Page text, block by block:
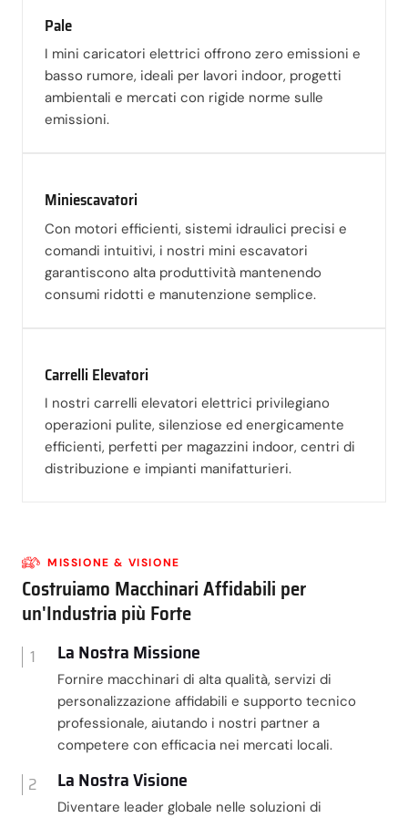
Pale
I mini caricatori elettrici offrono zero emissioni e
basso rumore, ideali per lavori indoor, progetti
ambientali e mercati con rigide norme sulle
emissioni.
Miniescavatori
Con motori efficienti, sistemi idraulici precisi e
comandi intuitivi, i nostri mini escavatori
garantiscono alta produttività mantenendo
consumi ridotti e manutenzione semplice.
Carrelli Elevatori
I nostri carrelli elevatori elettrici privilegiano
operazioni pulite, silenziose ed energicamente
efficienti, perfetti per magazzini indoor, centri di
distribuzione e impianti manifatturieri.
MISSIONE & VISIONE
Costruiamo Macchinari Affidabili per
un'Industria più Forte
1 La Nostra Missione
Fornire macchinari di alta qualità, servizi di
personalizzazione affidabili e supporto tecnico
professionale, aiutando i nostri partner a
competere con efficacia nei mercati locali.
2 La Nostra Visione
Diventare leader globale nelle soluzioni di